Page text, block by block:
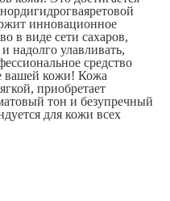
инновационное
в виде сети сахаров,
надолго улавливать,
средство
вашей кожи! Кожа
приобретает
тон и безупречный
для кожи всех